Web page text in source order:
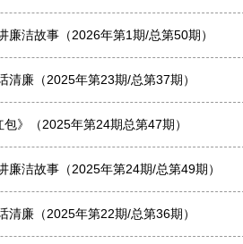
廉洁故事（2026年第1期/总第50期）
清廉（2025年第23期/总第37期）
》（2025年第24期总第47期）
廉洁故事（2025年第24期/总第49期）
清廉（2025年第22期/总第36期）